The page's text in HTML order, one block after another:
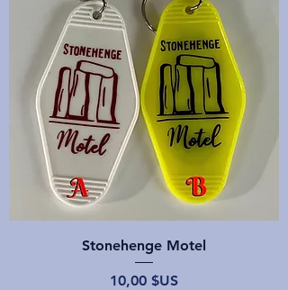
Stonehenge Motel
Prix
10,00 $US